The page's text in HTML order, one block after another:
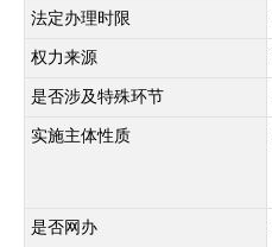
法定办理时限
权力来源
是否涉及特殊环节
实施主体性质
是否网办